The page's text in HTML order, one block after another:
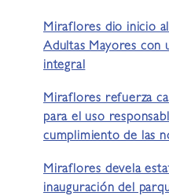
Miraflores dio inicio
Adultas Mayores con
integral
Miraflores refuerza
para el uso
cumplimiento de las
Miraflores devela
inauguración del